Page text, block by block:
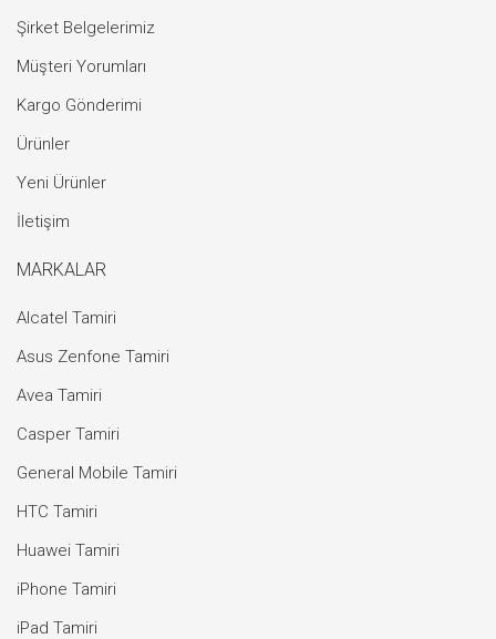
Şirket Belgelerimiz
Müşteri Yorumları
Kargo Gönderimi
Ürünler
Yeni Ürünler
İletişim
MARKALAR
Alcatel Tamiri
Asus Zenfone Tamiri
Avea Tamiri
Casper Tamiri
General Mobile Tamiri
HTC Tamiri
Huawei Tamiri
iPhone Tamiri
iPad Tamiri